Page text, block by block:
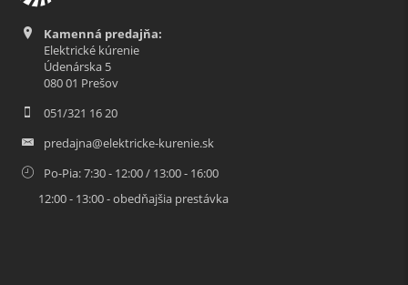
Kamenná predajňa:
Elektrické kúrenie
Údenárska 5
080 01 Prešov
051/321 16 20
predajna@elektricke-kurenie.sk
Po-Pia: 7:30 - 12:00 / 13:00 - 16:00
12:00 - 13:00 - obedňajšia prestávka